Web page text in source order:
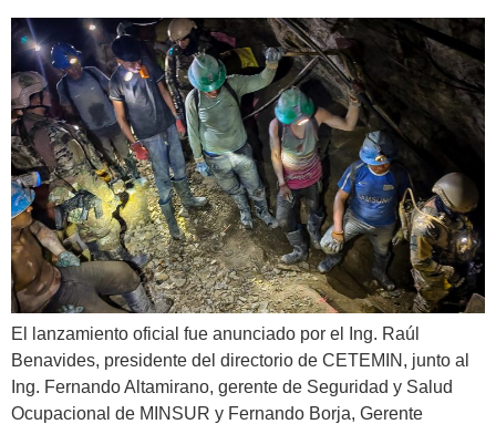
El lanzamiento oficial fue anunciado por el Ing. Raúl
Benavides, presidente del directorio de CETEMIN, junto al
Ing. Fernando Altamirano, gerente de Seguridad y Salud
Ocupacional de MINSUR y Fernando Borja, Gerente